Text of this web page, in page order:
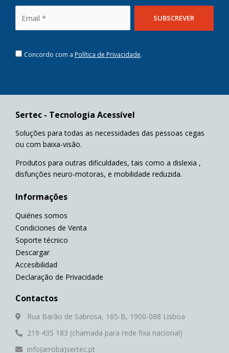
Concordo com a Política de Privacidade.
Sertec - Tecnologia Acessível
Soluções para todas as necessidades das pessoas cegas
ou com baixa-visão.
Produtos para outras dificuldades, tais como a dislexia ,
disfunções neuro-motoras, e mobilidade reduzida.
Informações
Quiénes somos
Condiciones de Venta
Soporte técnico
Descargar
Accesibilidad
Declaração de Privacidade
Contactos
Rua Barão de Sabrosa, 165-B, 1900-088 Lisboa
219 435 183 (chamada para rede fixa nacional)
info(arroba)sertec.pt